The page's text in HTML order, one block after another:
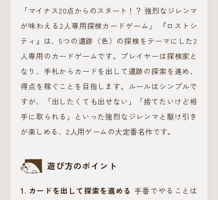
「マイナス20点からのスタート！？ 強烈なジレンマ
が味わえる2人専用探検カードゲーム」 『ロストシ
ティ』は、5つの遺跡（色）の探検をテーマにした2
人専用のカードゲームです。プレイヤーは探検家と
なり、手札からカードを出して遺跡の探索を進め、
得点を稼ぐことを目指します。ルールはシンプルで
すが、「出したくても出せない」「捨てたいけど相
手に取られる」といった強烈なジレンマと駆け引き
が楽しめる、2人用ゲームの大定番名作です。
遊び方のポイント
1. カードを出して探索を進める 手番でやることは